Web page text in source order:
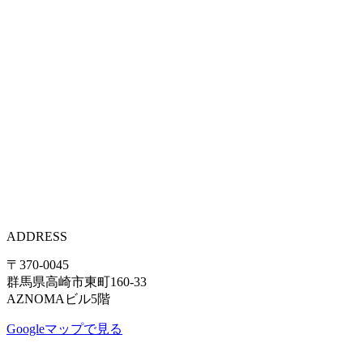
ADDRESS
〒370-0045
群馬県高崎市東町160-33
AZNOMAビル5階
Googleマップで見る